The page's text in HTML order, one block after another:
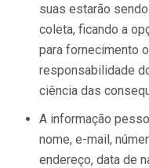
suas estarão
coleta, ficando a
para fornecimento
responsabilidade
ciência das
A informação
nome, e-mail,
endereço, data de